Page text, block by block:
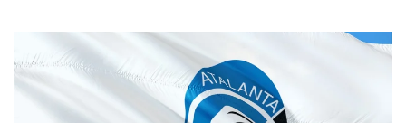
sempre
più
lontano
dall’Atalanta?